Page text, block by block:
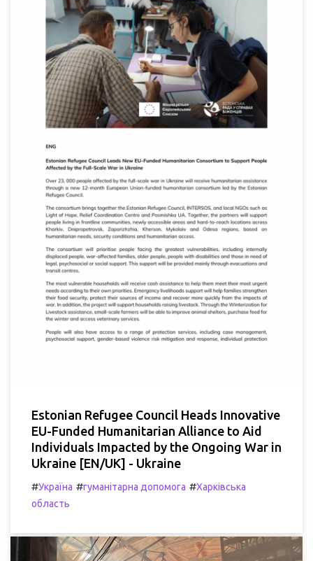
Estonian Refugee Council Heads Innovative
EU-Funded Humanitarian Alliance to Aid
Individuals Impacted by the Ongoing War in
Ukraine [EN/UK] - Ukraine
#Україна #гуманітарна допомога #Харківська
область